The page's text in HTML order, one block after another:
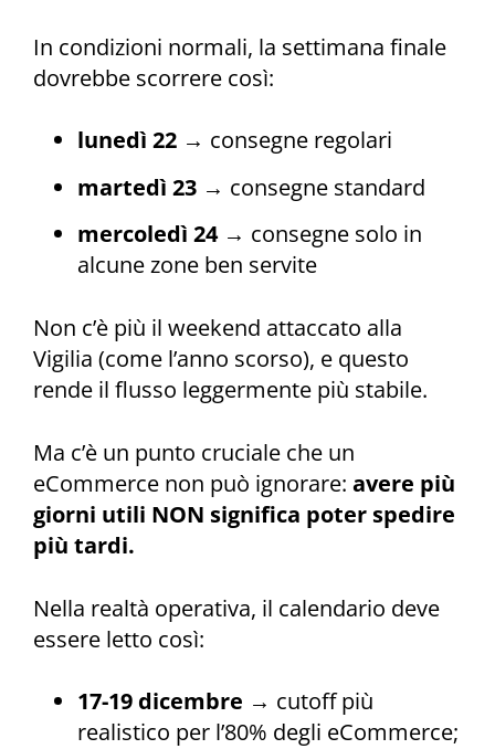
In condizioni normali, la settimana finale
dovrebbe scorrere così:
lunedì 22 → consegne regolari
martedì 23 → consegne standard
mercoledì 24→ consegne solo in
alcune zone ben servite
Non c’è più il weekend attaccato alla
Vigilia (come l’anno scorso), e questo
rende il flusso leggermente più stabile.
Ma c’è un punto cruciale che un
eCommerce non può ignorare: avere più
giorni utili NON significa poter spedire
più tardi.
Nella realtà operativa, il calendario deve
essere letto così:
17-19 dicembre → cutoff più
realistico per l’80% degli eCommerce;